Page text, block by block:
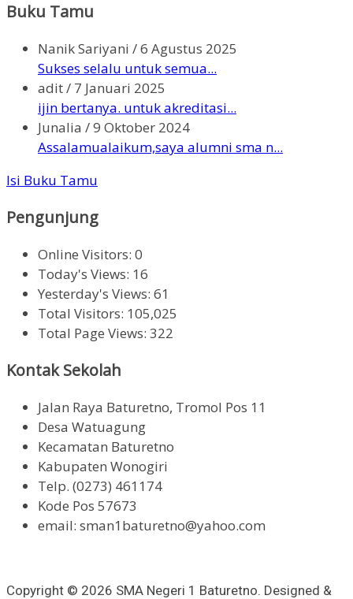
Buku Tamu
Nanik Sariyani /6 Agustus 2025
Sukses selalu untuk semua...
adit/ 7 Januari 2025
ijin bertanya. untuk akreditasi...
Junalia /9 Oktober 2024
Assalamualaikum,saya alumni sma n...
Isi Buku Tamu
Pengunjung
Online Visitors: 0
Today's Views: 16
Yesterday's Views: 61
Total Visitors: 105,025
Total Page Views: 322
Kontak Sekolah
Jalan Raya Baturetno, Tromol Pos 11
Desa Watuagung
Kecamatan Baturetno
Kabupaten Wonogiri
Telp. (0273) 461174
Kode Pos 57673
email: sman1baturetno@yahoo.com
Copyright © 2026 SMA Negeri 1 Baturetno. Designed &